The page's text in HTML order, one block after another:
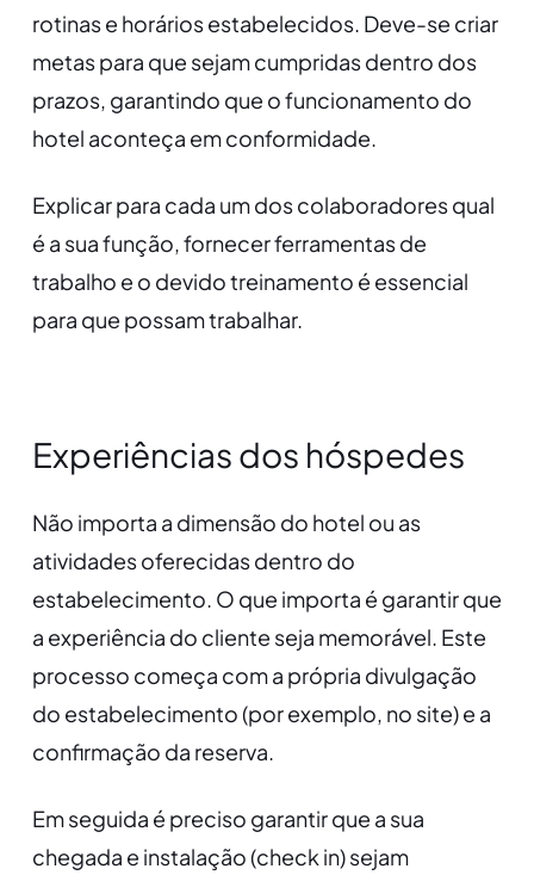
rotinas e horários estabelecidos. Deve-se criar
metas para que sejam cumpridas dentro dos
prazos, garantindo que o funcionamento do
hotel aconteça em conformidade.
Explicar para cada um dos colaboradores qual
é a sua função, fornecer ferramentas de
trabalho e o devido treinamento é essencial
para que possam trabalhar.
Experiências dos hóspedes
Não importa a dimensão do hotel ou as
atividades oferecidas dentro do
estabelecimento. O que importa é garantir que
a experiência do cliente seja memorável. Este
processo começa com a própria divulgação
do estabelecimento (por exemplo, no site) e a
confirmação da reserva.
Em seguida é preciso garantir que a sua
chegada e instalação (check in) sejam